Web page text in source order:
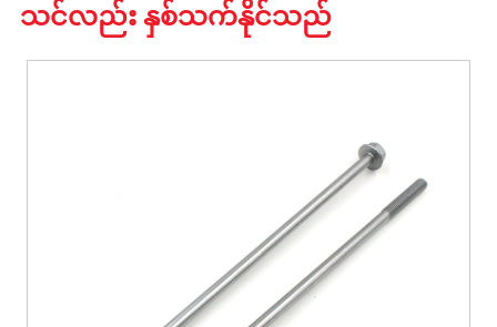
သင်လည်း နှစ်သက်နိုင်သည်